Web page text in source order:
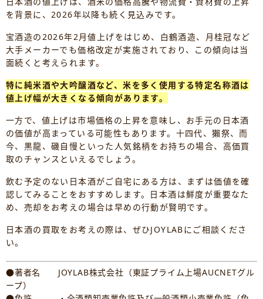
を背景に、2026年以降も続く見込みです。
宝酒造の2026年2月値上げをはじめ、白鶴酒造、月桂冠など
大手メーカーでも価格改定が実施されており、この傾向は当
面続くと考えられます。
特に純米酒や大吟醸酒など、米を多く使用する特定名称酒は
値上げ幅が大きくなる傾向があります。
一方で、値上げは市場価格の上昇を意味し、お手元の日本酒
の価値が高まっている可能性もあります。十四代、獺祭、而
今、黒龍、磯自慢といった人気銘柄をお持ちの場合、高価買
取のチャンスといえるでしょう。
飲む予定のない日本酒がご自宅にある方は、まずは価値を確
認してみることをおすすめします。日本酒は鮮度が重要なた
め、売却をお考えの場合は早めの行動が賢明です。
日本酒の買取をお考えの際は、ぜひJOYLABにご相談くださ
い。
●著者名 JOYLAB株式会社（東証プライム上場AUCNETグル
ープ）